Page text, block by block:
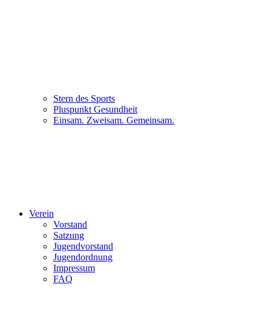
Stern des Sports
Pluspunkt Gesundheit
Einsam. Zweisam. Gemeinsam.
Verein
Vorstand
Satzung
Jugendvorstand
Jugendordnung
Impressum
FAQ